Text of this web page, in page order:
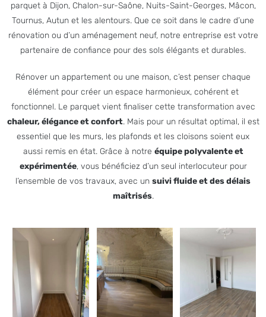
parquet à Dijon, Chalon-sur-Saône, Nuits-Saint-Georges, Mâcon,
Tournus, Autun et les alentours. Que ce soit dans le cadre d’une
rénovation ou d’un aménagement neuf, notre entreprise est votre
partenaire de confiance pour des sols élégants et durables.
Rénover un appartement ou une maison, c’est penser chaque
élément pour créer un espace harmonieux, cohérent et
fonctionnel. Le parquet vient finaliser cette transformation avec
chaleur, élégance et confort. Mais pour un résultat optimal, il est
essentiel que les murs, les plafonds et les cloisons soient eux
aussi remis en état. Grâce à notre équipe polyvalente et
expérimentée, vous bénéficiez d’un seul interlocuteur pour
l’ensemble de vos travaux, avec un suivi fluide et des délais
maîtrisés.